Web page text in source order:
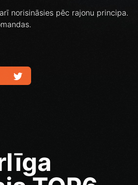
norisināsies pēc rajonu principa.